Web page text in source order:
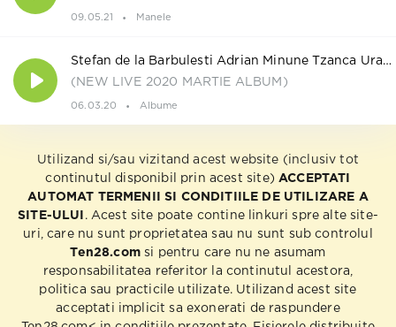
09.05.21 Manele
Stefan de la Barbulesti Adrian Minune Tzanca Uraganu Leo de la Kuweit si Invitatii
(NEW LIVE 2020 MARTIE ALBUM)
06.03.20 Albume
Utilizand si/sau vizitand acest website (inclusiv tot
continutul disponibil prin acest site) ACCEPTATI
AUTOMAT TERMENII SI CONDITIILE DE UTILIZARE A
SITE-ULUI
. Acest site poate contine linkuri spre alte site-
uri, care nu sunt proprietatea sau nu sunt sub controlul
Ten28.comsi pentru care nu ne asumam
responsabilitatea referitor la continutul acestora,
politica sau practicile utilizate. Utilizand acest site
acceptati implicit sa exonerati de raspundere